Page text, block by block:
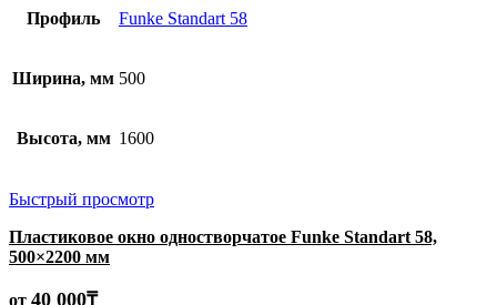
Профиль Funke Standart 58
Ширина, мм 500
Высота, мм 1600
Быстрый просмотр
Пластиковое окно одностворчатое Funke Standart 58,
500×2200 мм
от 40 000₸